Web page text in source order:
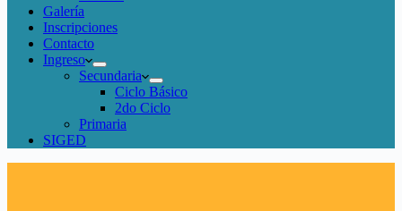
Galería
Inscripciones
Contacto
Ingreso
Secundaria
Ciclo Básico
2do Ciclo
Primaria
SIGED